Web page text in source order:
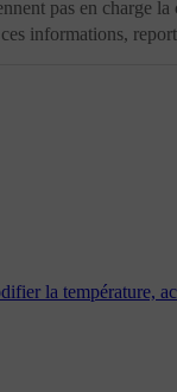
pas en charge
informations,
la température,